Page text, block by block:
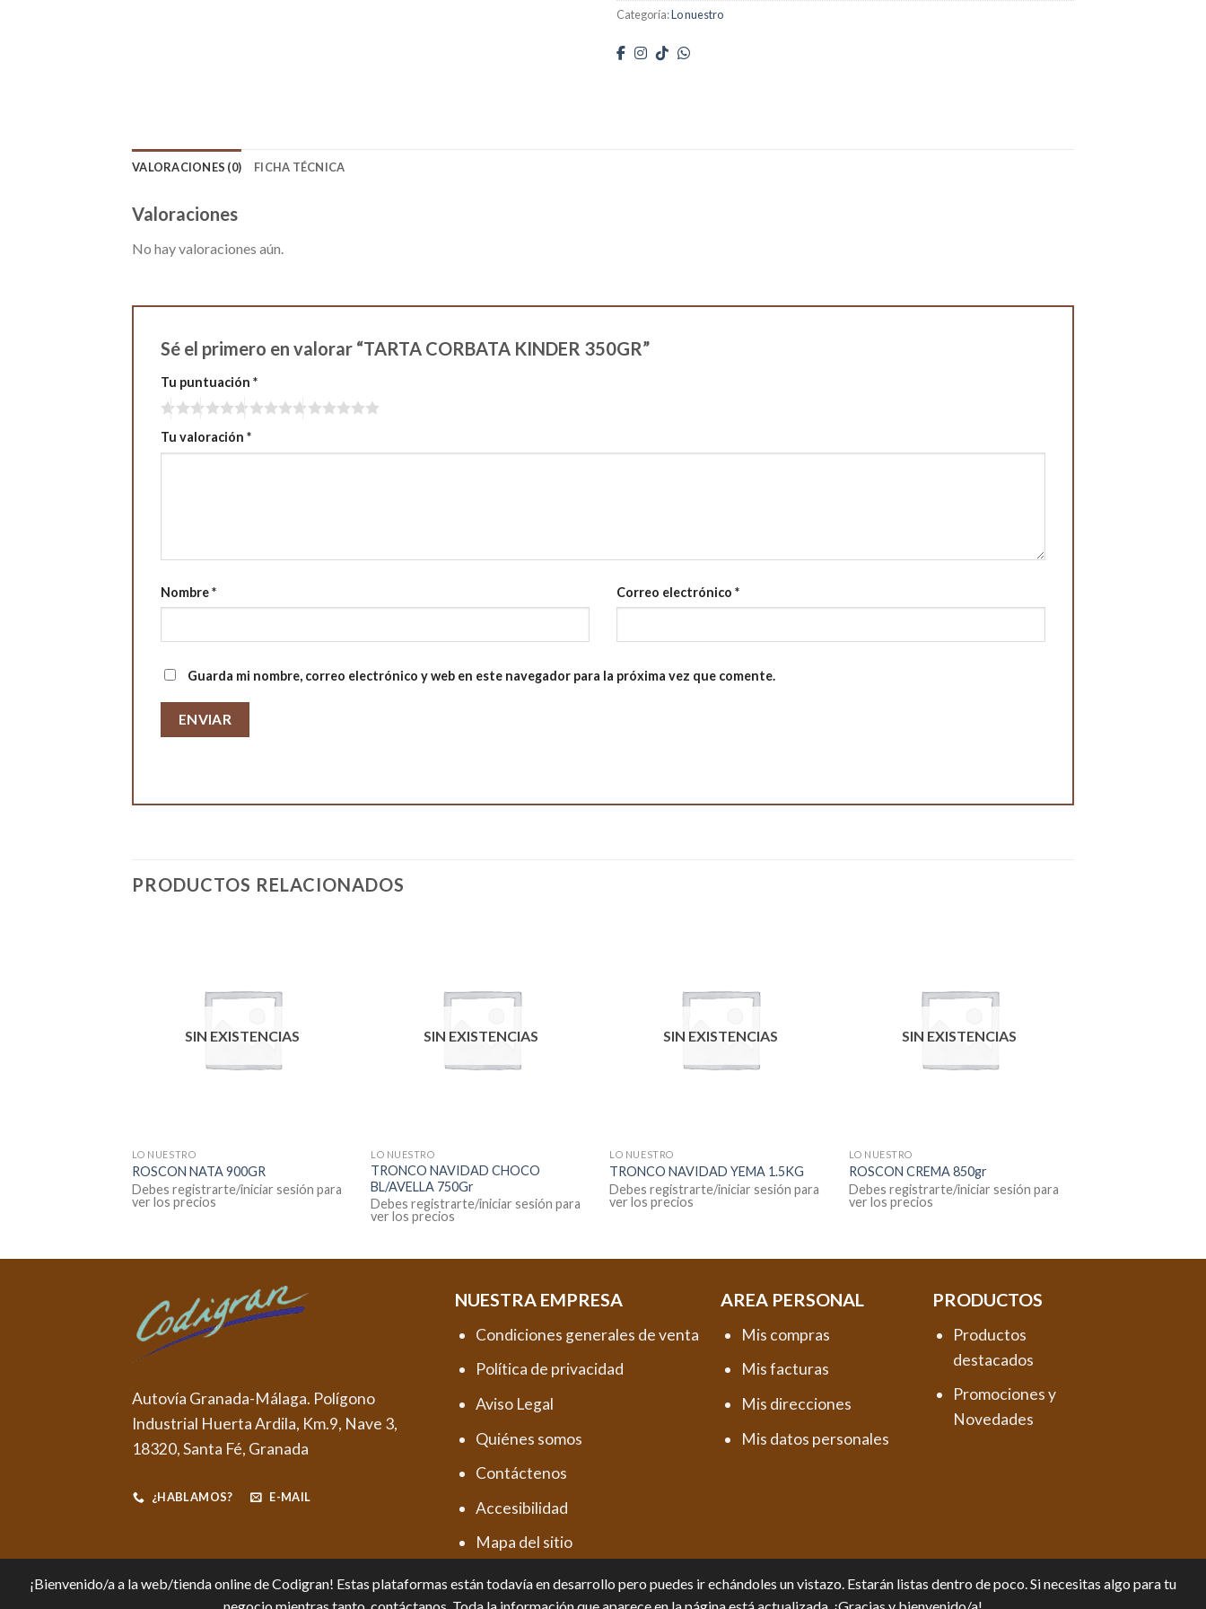
Categoría:Lo nuestro
VALORACIONES (0) FICHA TÉCNICA
Valoraciones
No hay valoraciones aún.
Sé el primero en valorar “TARTA CORBATA KINDER 350GR”
Tu puntuación *
Tu valoración *
Nombre* Correo electrónico *
Guarda mi nombre, correo electrónico y web en este navegador para la próxima vez que comente.
PRODUCTOS RELACIONADOS
SIN EXISTENCIAS
LO NUESTRO
ROSCON NATA 900GR
Debes registrarte/iniciar sesión para
ver los precios
SIN EXISTENCIAS
LO NUESTRO
TRONCO NAVIDAD CHOCO
BL/AVELLA 750Gr
Debes registrarte/iniciar sesión para
ver los precios
SIN EXISTENCIAS
LO NUESTRO
TRONCO NAVIDAD YEMA 1.5KG
Debes registrarte/iniciar sesión para
ver los precios
SIN EXISTENCIAS
LO NUESTRO
ROSCON CREMA 850gr
Debes registrarte/iniciar sesión para
ver los precios
Autovía Granada-Málaga. Polígono
Industrial Huerta Ardila, Km.9, Nave 3,
18320, Santa Fé, Granada
¿HABLAMOS? E-MAIL
NUESTRA EMPRESA
Condiciones generales de venta
Política de privacidad
Aviso Legal
Quiénes somos
Contáctenos
Accesibilidad
Mapa del sitio
AREA PERSONAL
Mis compras
Mis facturas
Mis direcciones
Mis datos personales
PRODUCTOS
Productos
destacados
Promociones y
Novedades
¡Bienvenido/a a la web/tienda online de Codigran! Estas plataformas están todavía en desarrollo pero puedes ir echándoles un vistazo. Estarán listas dentro de poco. Si necesitas algo para tu